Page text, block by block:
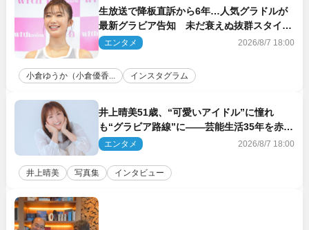
生放送で降板直訴から6年…人気グラドルが
最新グラビア告知 未だ衰えぬ抜群スタイル
に反響
エンタメ 2026/8/7 18:00
小倉ゆうか（小倉優香... インスタグラム
井上晴美51歳、“可愛いアイドル”に憧れ
も“グラビア路線”に――芸能生活35年を赤
裸々に語る 27年ぶりに写真集発売
エンタメ 2026/8/7 18:00
井上晴美 写真集 インタビュー